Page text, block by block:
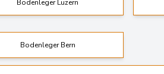
Bodenleger Luzern
Bodenleger Bern